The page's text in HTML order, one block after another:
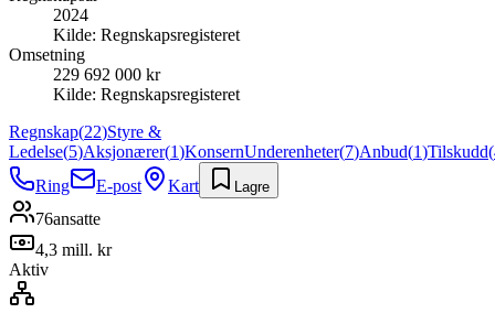
2024
Kilde: Regnskapsregisteret
Omsetning
229 692 000 kr
Kilde: Regnskapsregisteret
Regnskap(22)Styre &
Ledelse(5)Aksjonærer(1)KonsernUnderenheter(7)Anbud(1)Tilskudd(
Ring
E-post Kart Lagre
76ansatte
4,3 mill. kr
Aktiv